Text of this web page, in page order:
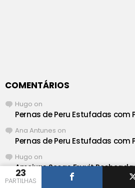
23
PARTILHAS
COMENTÁRIOS
Hugo on
Pernas de Peru Estufadas com
Ana Antunes on
Pernas de Peru Estufadas com
Hugo on
Ameixas Secas Fruvit
de Chocolate da Moldávia